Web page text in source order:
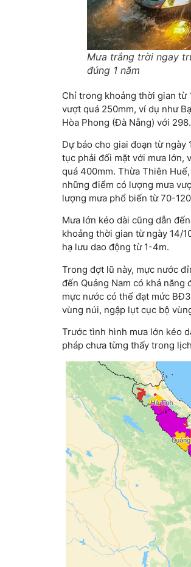
Mưa trắng trời ngay
đúng 1 năm
Chỉ trong khoảng thời gian từ
vượt quá 250mm, ví dụ như
Hòa Phong (Đà Nẵng) với
Dự báo cho giai đoạn từ ngày
tục phải đối mặt với mưa lớn,
quá 400mm. Thừa Thiên
những điểm có lượng mưa
lượng mưa phổ biến từ 70-
Mưa lớn kéo dài cũng dẫn
khoảng thời gian từ ngày 14/
hạ lưu dao động từ 1-4m.
Trong đợt lũ này, mực nước
đến Quảng Nam có khả
mực nước có thể đạt mức
vùng núi, ngập lụt cục bộ
Trước tình hình mưa lớn kéo
pháp chưa từng thấy trong